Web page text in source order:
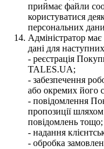
приймає файли
користуватися
персональних
Адміністратор має
дані для
- реєстрація
TALES.UA;
- забезпечення
або окремих його
- повідомлення
пропозиції
повідомлень тощо;
- надання
- обробка